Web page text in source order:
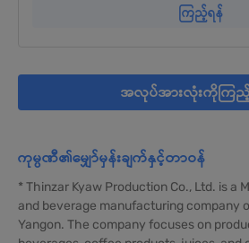
ကြည့်ရန်
အလုပ်အားလုံးကိုကြ
ကုမ္ပဏီ၏မျှော်မှန်းချက်နှင့်တာဝန်
* Thinzar Kyaw Production Co., Ltd. is a
and beverage manufacturing company
Yangon. The company focuses on